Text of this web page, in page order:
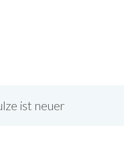
ist neuer